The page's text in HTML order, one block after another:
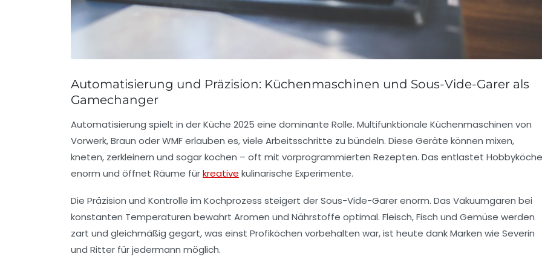
Automatisierung und Präzision: Küchenmaschinen und Sous-Vide-Garer als
Gamechanger
Automatisierung spielt in der Küche 2025 eine dominante Rolle. Multifunktionale Küchenmaschinen von
Vorwerk, Braun oder WMF erlauben es, viele Arbeitsschritte zu bündeln. Diese Geräte können mixen,
kneten, zerkleinern und sogar kochen – oft mit vorprogrammierten Rezepten. Das entlastet Hobbyköche
enorm und öffnet Räume fürkreative kulinarische Experimente.
Die Präzision und Kontrolle im Kochprozess steigert der Sous-Vide-Garer enorm. Das Vakuumgaren bei
konstanten Temperaturen bewahrt Aromen und Nährstoffe optimal. Fleisch, Fisch und Gemüse werden
zart und gleichmäßig gegart, was einst Profiköchen vorbehalten war, ist heute dank Marken wie Severin
und Ritter für jedermann möglich.